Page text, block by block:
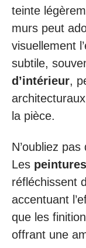
teinte
murs peut
visuellement
subtile,
d’intérieur,
la pièce.
N’oubliez
Les
réfléchissent
accentuant
que les
offrant une